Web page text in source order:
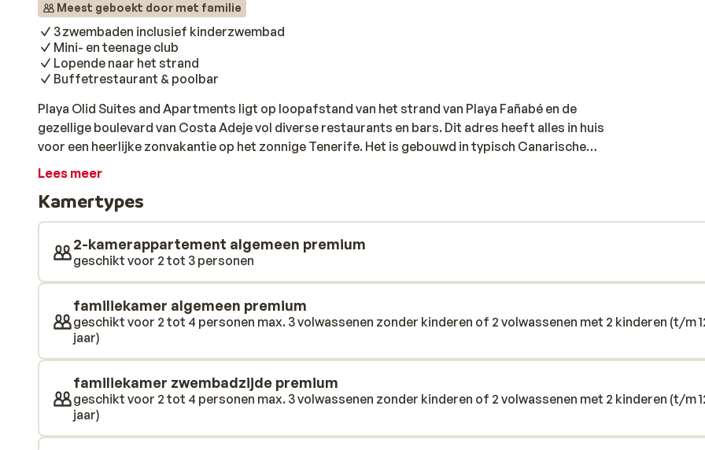
Meest geboekt door met familie
3 zwembaden inclusief kinderzwembad
Mini- en teenage club
Lopende naar het strand
Buffetrestaurant & poolbar
Playa Olid Suites and Apartments ligt op loopafstand van het strand van Playa Fañabé en de
gezellige boulevard van Costa Adeje vol diverse restaurants en bars. Dit adres heeft alles in huis
voor een heerlijke zonvakantie op het zonnige Tenerife. Het is gebouwd in typisch Canarische
stijl met witte gevels en terracotta daken. Je geniet hier van fijne zwembaden, er is een poolbar,
suites en appartementen van Playa Olid ruim en erg fijn om iedere dag weer in thuis te komen.
Lees meer
Kamertypes
2-kamerappartement algemeen premium
geschikt voor 2 tot 3 personen
familiekamer algemeen premium
geschikt voor 2 tot 4 personen max. 3 volwassenen zonder kinderen of 2 volwassenen met 2 kinderen (t/m
jaar)
familiekamer zwembadzijde premium
geschikt voor 2 tot 4 personen max. 3 volwassenen zonder kinderen of 2 volwassenen met 2 kinderen (t/m
jaar)